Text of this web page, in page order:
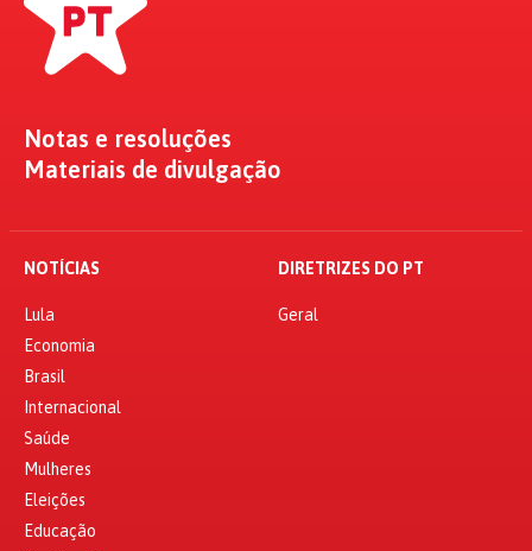
Notas e resoluções
Materiais de divulgação
NOTÍCIAS
Lula
Economia
Brasil
Internacional
Saúde
Mulheres
Eleições
Educação
DIRETRIZES DO PT
Geral